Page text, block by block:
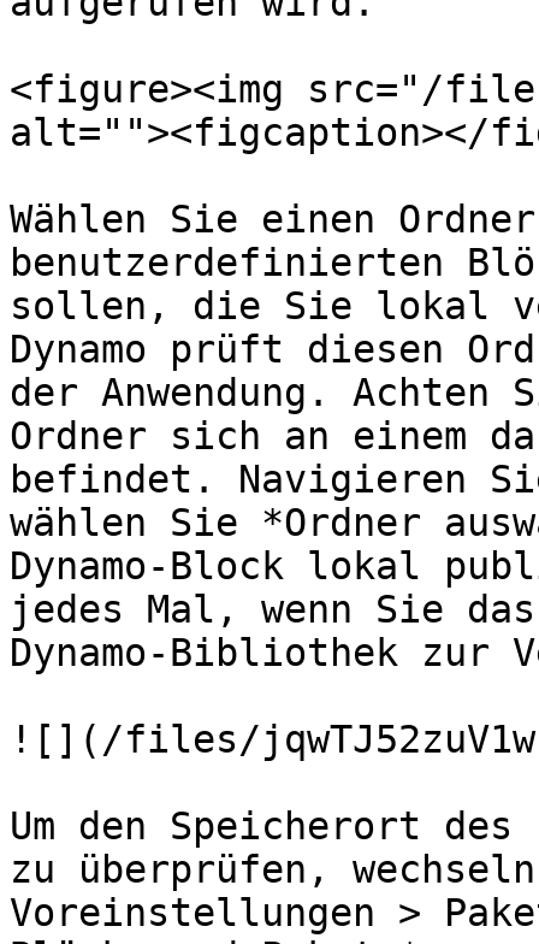
<figure><img src="/
alt=""><figcaption></
Wählen Sie einen
benutzerdefinierten
sollen, die Sie lokal
Dynamo prüft diesen
der Anwendung.
Ordner sich an einem
befindet. Navigieren
wählen Sie *Ordner
Dynamo-Block lokal
jedes Mal, wenn Sie
Dynamo-Bibliothek zur
![](/files/
Um den Speicherort
zu überprüfen,
Voreinstellungen >